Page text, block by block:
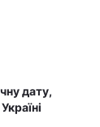
дату,